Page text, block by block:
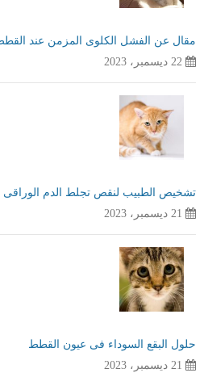
مقال عن الفشل الكلوى المزمن عند
22 ديسمبر، 2023
تشخيص الطبيب لنقص تجلط الدم الوراقى
21 ديسمبر، 2023
حلول البقع السوداء فى عيون القطط
21 ديسمبر، 2023